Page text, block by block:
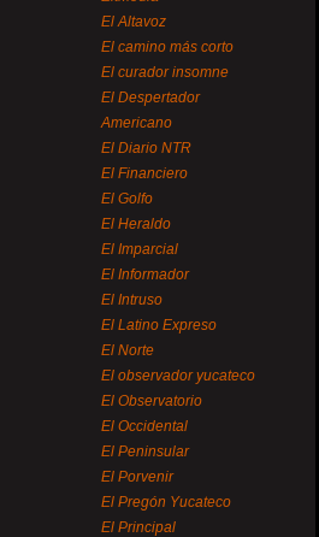
El Altavoz
El camino más corto
El curador insomne
El Despertador
Americano
El Diario NTR
El Financiero
El Golfo
El Heraldo
El Imparcial
El Informador
El Intruso
El Latino Expreso
El Norte
El observador yucateco
El Observatorio
El Occidental
El Peninsular
El Porvenir
El Pregón Yucateco
El Principal